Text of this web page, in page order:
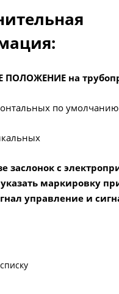
на
по умолчанию
заслонок с
маркировку
управление и